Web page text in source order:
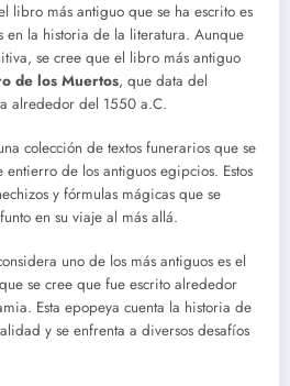
libro más antiguo que se ha escrito es
en la historia de la literatura. Aunque
se cree que el libro más antiguo
de los Muertos, que data del
alrededor del 1550 a.C.
colección de textos funerarios que se
de los antiguos egipcios. Estos
y fórmulas mágicas que se
en su viaje al más allá.
uno de los más antiguos es el
se cree que fue escrito alrededor
Esta epopeya cuenta la historia de
y se enfrenta a diversos desafíos